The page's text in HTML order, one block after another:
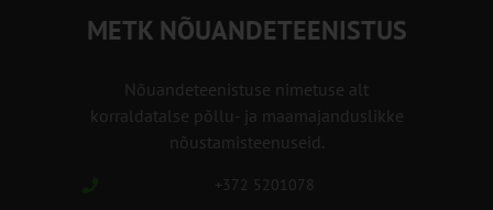
METK NÕUANDETEENISTUS
Nõuandeteenistuse nimetuse alt
korraldatalse põllu- ja maamajanduslikke
nõustamisteenuseid.
+372 5201078